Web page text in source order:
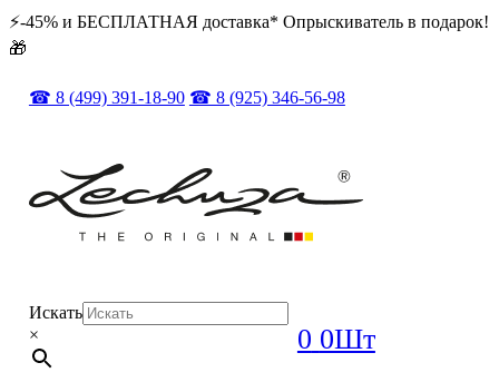
⚡️️-45% и БЕСПЛАТНАЯ доставка* Опрыскиватель в подарок!
🎁
☎ 8 (499) 391-18-90 ☎ 8 (925) 346-56-98
Искать
×
0 0Шт